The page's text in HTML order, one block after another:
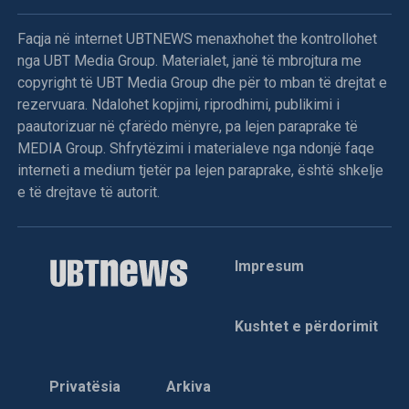
helmetkaltërit ukrainas t’u dorëzojnë një tank T-55, dy qerre
të blinduara M-0, një bateri topash kundërajror dhe dy tri
orë më vonë e sulmuan helikopterin “Puma” të kontigjentit
francez, që kërkonte materialin e “vjedhur”.
Në bombardimet e NATO-s ndaj pozicioneve serbe morën
pjesë avionët amerikanë “A10”, mirazhët francez, jaguarët
britanikë dhe gjuajtësit holandez. Me këtë rast, komandanti
lidhje me bombardimet dhe “objektivët e qëlluar”, burimet
e NATOs theksojnë se “janë shkatërruar disa nga armët e
Bosnjës e posaçërisht liderit të tyre Karaxhiq, pas
Faqja në internet UBTNEWS menaxhohet the kontrollohet
nga UBT Media Group. Materialet, janë të mbrojtura me
copyright të UBT Media Group dhe për to mban të drejtat e
rezervuara. Ndalohet kopjimi, riprodhimi, publikimi i
paautorizuar në çfarëdo mënyre, pa lejen paraprake të
MEDIA Group. Shfrytëzimi i materialeve nga ndonjë faqe
interneti a medium tjetër pa lejen paraprake, është shkelje
e të drejtave të autorit.
Impresum
Kushtet e përdorimit
Privatësia Arkiva